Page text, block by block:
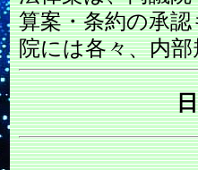
算案・条約の承
院には各々、内